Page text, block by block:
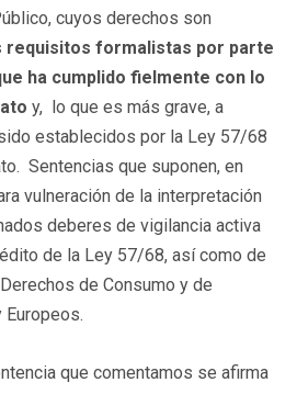
cuyos derechos son
requisitos formalistas por parte
ha cumplido fielmente con lo
y, lo que es más grave, a
establecidos por la Ley 57/68
Sentencias que suponen, en
vulneración de la interpretación
deberes de vigilancia activa
de la Ley 57/68, así como de
de Consumo y de
que comentamos se afirma